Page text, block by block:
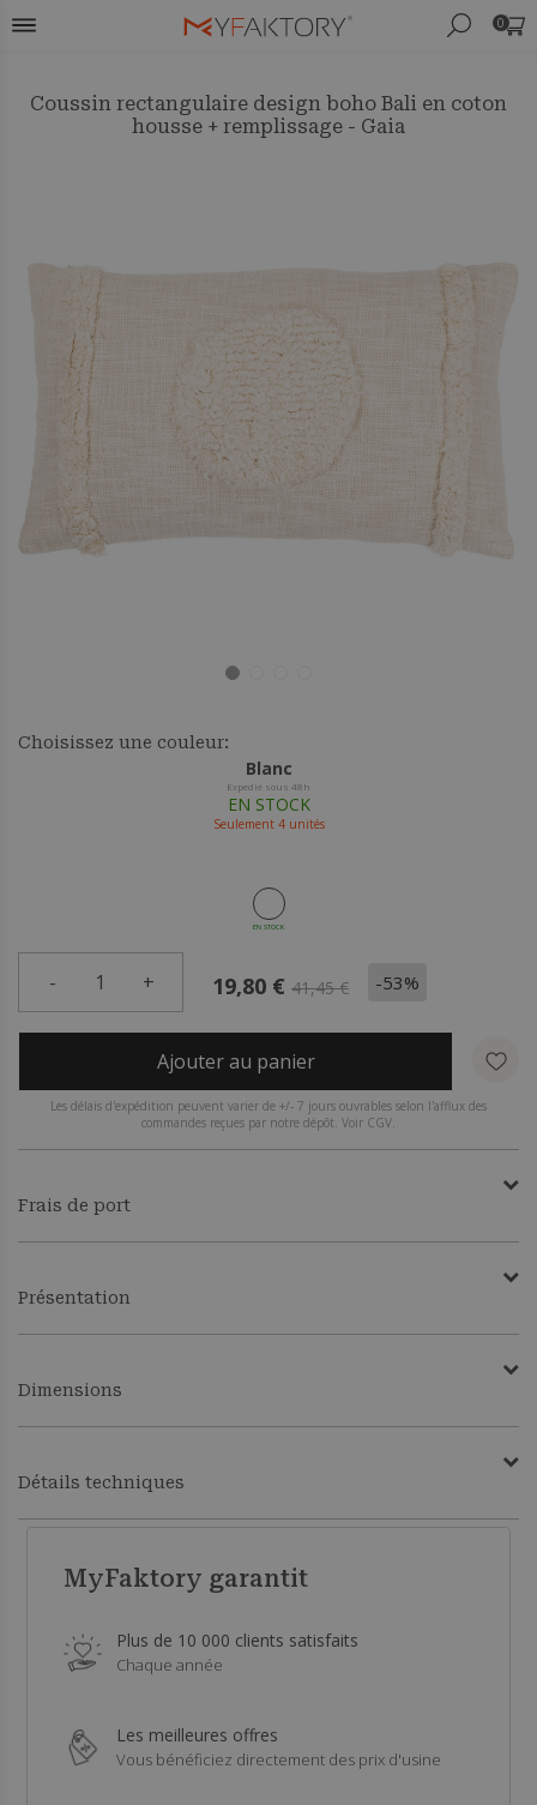
0
Coussin rectangulaire design boho Bali en coton
housse + remplissage - Gaia
Choisissez une couleur:
Blanc
Expédié sous 48h
EN STOCK
Seulement 4unités
EN STOCK
- 1 + 19,80 € 41,45 € -53%
Ajouter au panier
Les délais d'expédition peuvent varier de +/- 7 jours ouvrables selon l'afflux des
commandes reçues par notre dépôt. Voir CGV.
Frais de port
Présentation
Dimensions
Détails techniques
MyFaktory garantit
Plus de 10 000 clients satisfaits
Chaque année
Les meilleures offres
Vous bénéficiez directement des prix d'usine